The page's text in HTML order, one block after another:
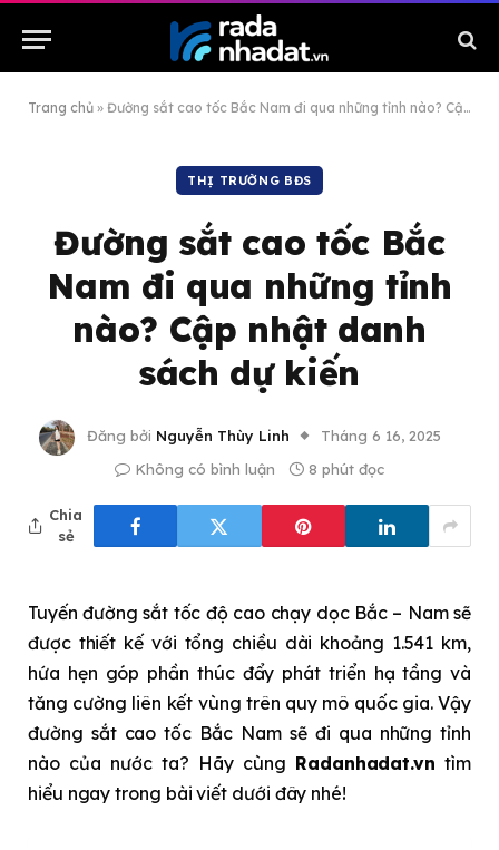
Trang chủ » Đường sắt cao tốc Bắc Nam đi qua những tỉnh nào? Cập nhật danh sách dự kiến
THỊ TRƯỜNG BĐS
Đường sắt cao tốc Bắc
Nam đi qua những tỉnh
nào? Cập nhật danh
sách dự kiến
Đăng bởi Nguyễn Thùy Linh
Tháng 6 16, 2025
Không có bình luận
8 phút đọc
Chia
sẻ
Tuyến đường sắt tốc độ cao chạy dọc Bắc – Nam sẽ
được thiết kế với tổng chiều dài khoảng 1.541 km,
hứa hẹn góp phần thúc đẩy phát triển hạ tầng và
tăng cường liên kết vùng trên quy mô quốc gia. Vậy
đường sắt cao tốc Bắc Nam sẽ đi qua những tỉnh
nào của nước ta? Hãy cùng Radanhadat.vn tìm
hiểu ngay trong bài viết dưới đây nhé!